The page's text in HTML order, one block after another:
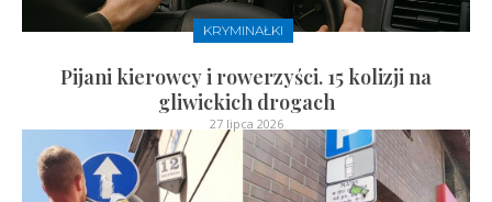
KRYMINAŁKI
Pijani kierowcy i rowerzyści. 15 kolizji na
gliwickich drogach
27 lipca 2026